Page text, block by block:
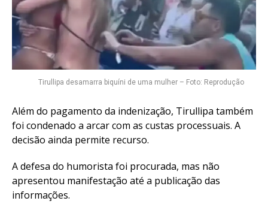
Tirullipa desamarra biquíni de uma mulher – Foto: Reprodução
Além do pagamento da indenização, Tirullipa também
foi condenado a arcar com as custas processuais. A
decisão ainda permite recurso.
A defesa do humorista foi procurada, mas não
apresentou manifestação até a publicação das
informações.